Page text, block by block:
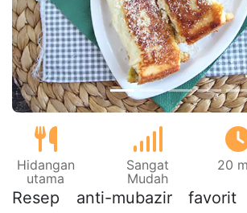
Hidangan
utama
Sangat
Mudah
20
Resep anti-mubazir